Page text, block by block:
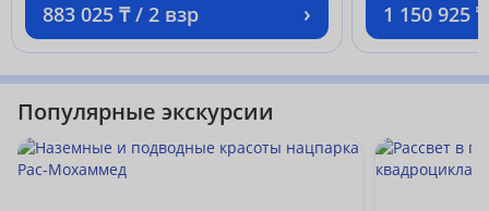
883 025 ₸ / 2 взр › 1 150 925
Популярные экскурсии